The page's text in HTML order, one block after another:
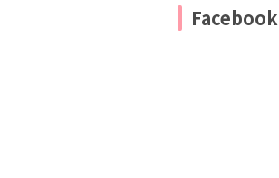
Facebook